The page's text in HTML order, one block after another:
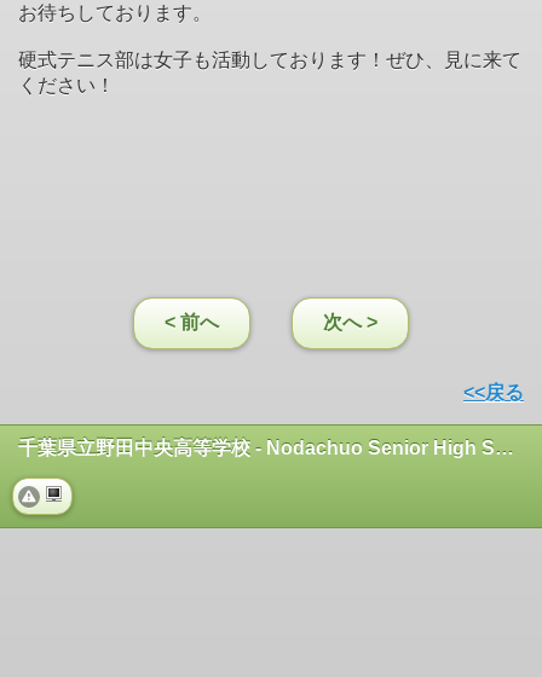
お待ちしております。
硬式テニス部は女子も活動しております！ぜひ、見に来て
ください！
< 前へ 次へ >
<<戻る
千葉県立野田中央高等学校 - Nodachuo Senior High School